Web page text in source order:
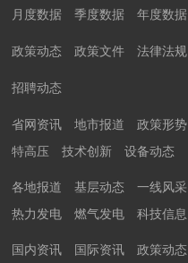
月度数据 季度数据 年度数据
政策动态 政策文件 法律法规
招聘动态
省网资讯 地市报道 政策形势
特高压 技术创新 设备动态
各地报道 基层动态 一线风采
热力发电 燃气发电 科技信息
国内资讯 国际资讯 政策动态